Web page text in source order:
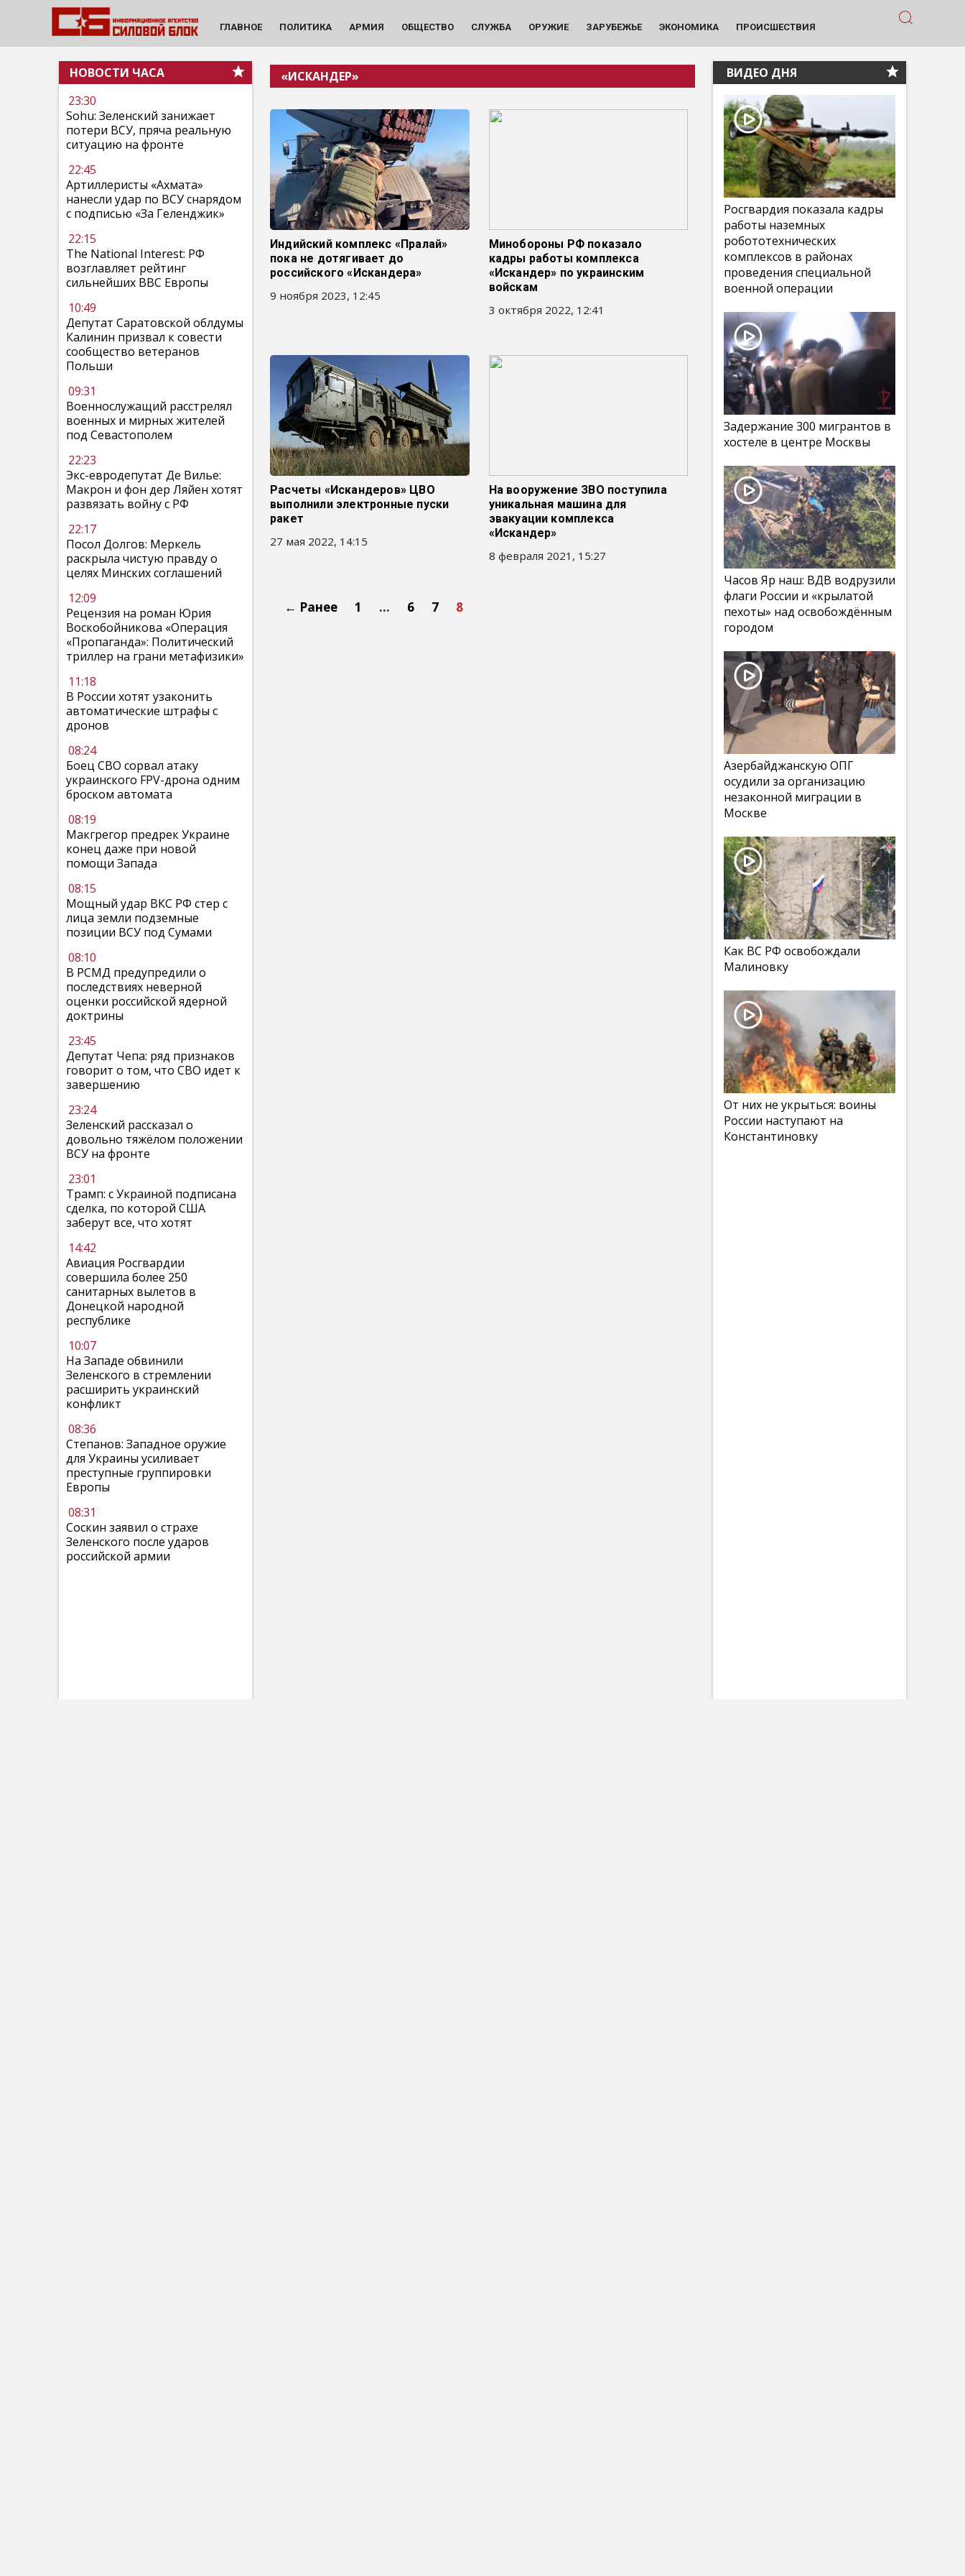
ГЛАВНОЕ ПОЛИТИКА АРМИЯ ОБЩЕСТВО СЛУЖБА ОРУЖИЕ ЗАРУБЕЖЬЕ ЭКОНОМИКА ПРОИСШЕСТВИЯ
НОВОСТИ ЧАСА
23:30
Sohu: Зеленский занижает
потери ВСУ, пряча реальную
ситуацию на фронте
22:45
Артиллеристы «Ахмата»
нанесли удар по ВСУ снарядом
с подписью «За Геленджик»
22:15
The National Interest: РФ
возглавляет рейтинг
сильнейших ВВС Европы
10:49
Депутат Саратовской облдумы
Калинин призвал к совести
сообщество ветеранов
Польши
09:31
Военнослужащий расстрелял
военных и мирных жителей
под Севастополем
22:23
Экс-евродепутат Де Вилье:
Макрон и фон дер Ляйен хотят
развязать войну с РФ
22:17
Посол Долгов: Меркель
раскрыла чистую правду о
целях Минских соглашений
12:09
Рецензия на роман Юрия
Воскобойникова «Операция
«Пропаганда»: Политический
триллер на грани метафизики»
11:18
В России хотят узаконить
автоматические штрафы с
дронов
08:24
Боец СВО сорвал атаку
украинского FPV-дрона одним
броском автомата
08:19
Макгрегор предрек Украине
конец даже при новой
помощи Запада
08:15
Мощный удар ВКС РФ стер с
лица земли подземные
позиции ВСУ под Сумами
08:10
В РСМД предупредили о
последствиях неверной
оценки российской ядерной
доктрины
23:45
Депутат Чепа: ряд признаков
говорит о том, что СВО идет к
завершению
23:24
Зеленский рассказал о
довольно тяжёлом положении
ВСУ на фронте
23:01
Трамп: с Украиной подписана
сделка, по которой США
заберут все, что хотят
14:42
Авиация Росгвардии
совершила более 250
санитарных вылетов в
Донецкой народной
республике
10:07
На Западе обвинили
Зеленского в стремлении
расширить украинский
конфликт
08:36
Степанов: Западное оружие
для Украины усиливает
преступные группировки
Европы
08:31
Соскин заявил о страхе
Зеленского после ударов
российской армии
«ИСКАНДЕР»
Индийский комплекс «Пралай»
пока не дотягивает до
российского «Искандера»
9 ноября 2023, 12:45
Минобороны РФ показало
кадры работы комплекса
«Искандер» по украинским
войскам
3 октября 2022, 12:41
Расчеты «Искандеров» ЦВО
выполнили электронные пуски
ракет
27 мая 2022, 14:15
На вооружение ЗВО поступила
уникальная машина для
эвакуации комплекса
«Искандер»
8 февраля 2021, 15:27
← Ранее 1 … 6 7 8
ВИДЕО ДНЯ
Росгвардия показала кадры
работы наземных
робототехнических
комплексов в районах
проведения специальной
военной операции
Задержание 300 мигрантов в
хостеле в центре Москвы
Часов Яр наш: ВДВ водрузили
флаги России и «крылатой
пехоты» над освобождённым
городом
Азербайджанскую ОПГ
осудили за организацию
незаконной миграции в
Москве
Как ВС РФ освобождали
Малиновку
От них не укрыться: воины
России наступают на
Константиновку